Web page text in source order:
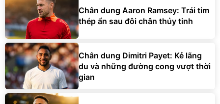
Chân dung Aaron Ramsey: Trái tim
thép ẩn sau đôi chân thủy tinh
Chân dung Dimitri Payet: Kẻ lãng
du và những đường cong vượt thời
gian